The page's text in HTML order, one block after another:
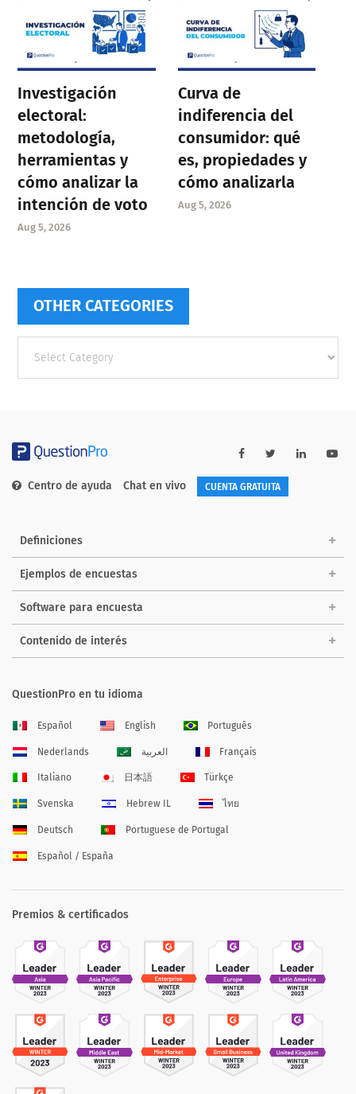
Investigación
electoral:
metodología,
herramientas y
cómo analizar la
intención de voto
Aug 5, 2026
Curva de
indiferencia del
consumidor: qué
es, propiedades y
cómo analizarla
Aug 5, 2026
OTHER CATEGORIES
categories
Centro de ayuda Chat en vivo CUENTA GRATUITA
Definiciones
Ejemplos de encuestas
Software para encuesta
Contenido de interés
QuestionPro en tu idioma
Español English Português
Nederlands العربية Français
Italiano 日本語 Türkçe
Svenska Hebrew IL ไทย
Deutsch Portuguese de Portugal
Español / España
Premios & certificados